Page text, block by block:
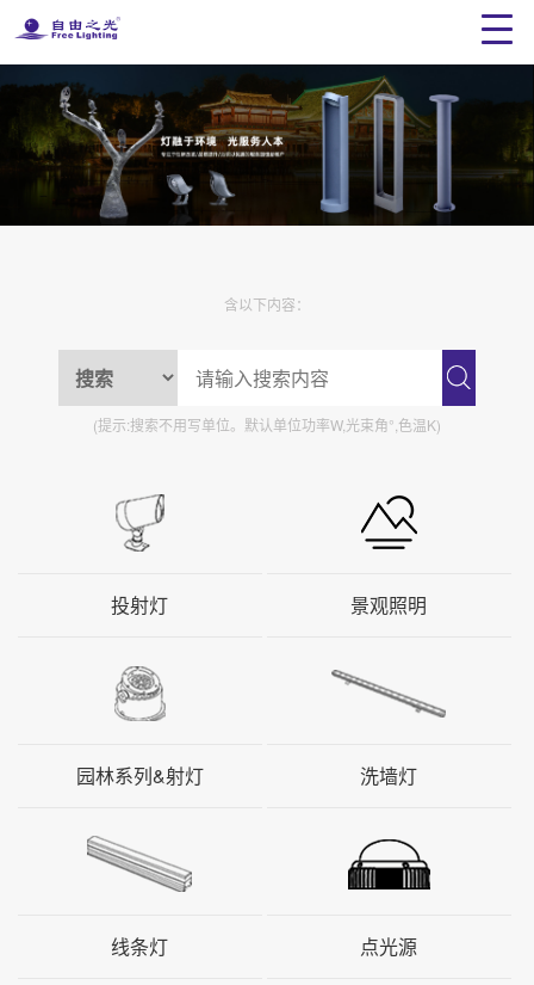
含以下内容：
(提示:搜索不用写单位。默认单位功率W,光束角°,色温K)
投射灯 景观照明
园林系列&射灯 洗墙灯
线条灯 点光源